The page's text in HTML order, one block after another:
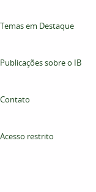
Temas em Destaque
Publicações sobre o IB
Contato
Acesso restrito